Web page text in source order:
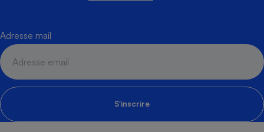
Adresse mail
S'inscrire